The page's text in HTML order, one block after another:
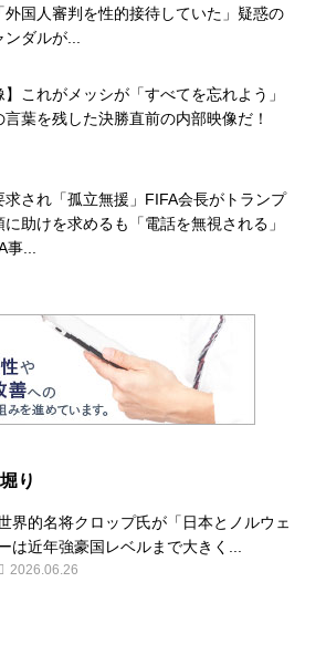
外国人審判を性的接待していた」疑惑の
ンダルが...
】これがメッシが「すべてを忘れよう」
言葉を残した決勝直前の内部映像だ！
求され「孤立無援」FIFA会長がトランプ
に助けを求めるも「電話を無視される」
事...
り
界的名将クロップ氏が「日本とノルウェ
は近年強豪国レベルまで大きく...
2026.06.26